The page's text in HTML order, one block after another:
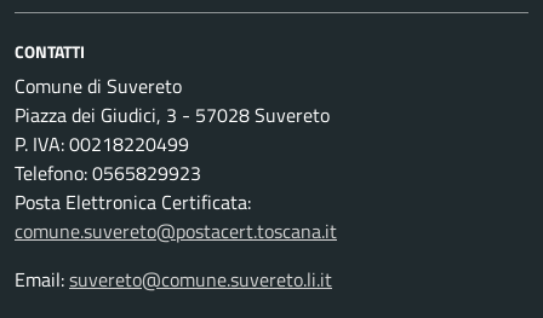
CONTATTI
Comune di Suvereto
Piazza dei Giudici, 3 - 57028 Suvereto
P. IVA: 00218220499
Telefono: 0565829923
Posta Elettronica Certificata:
comune.suvereto@postacert.toscana.it
Email:suvereto@comune.suvereto.li.it